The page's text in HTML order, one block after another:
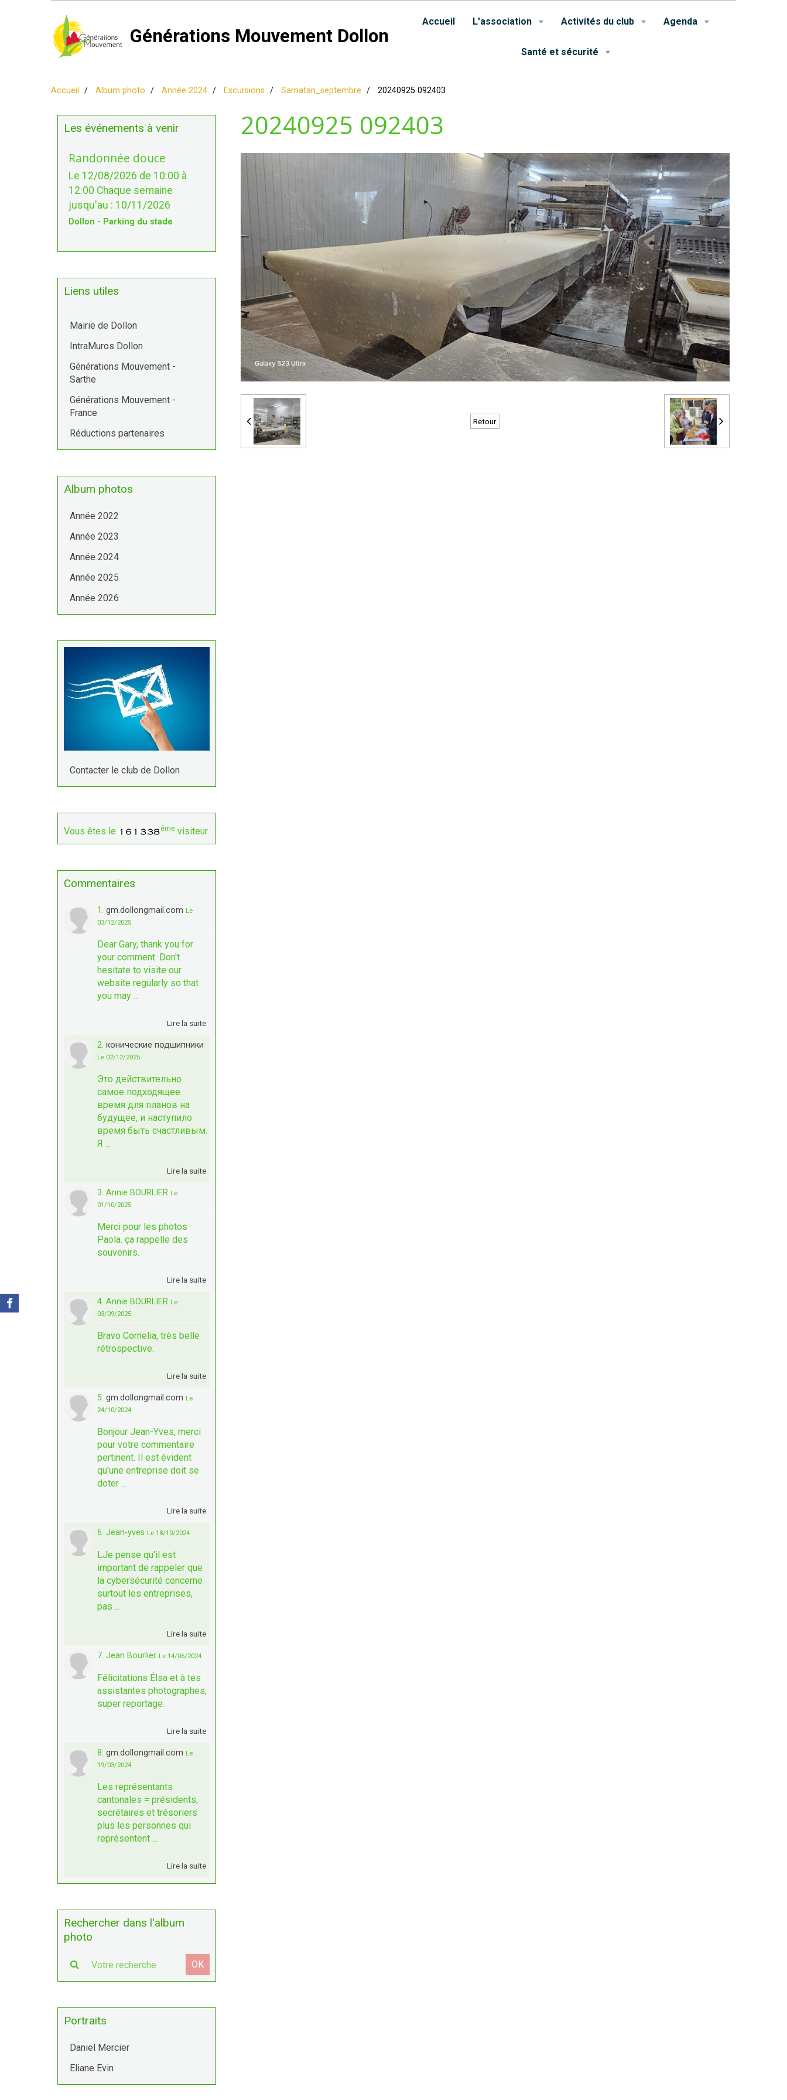
Générations Mouvement Dollon
Accueil L'association Activités du club Agenda
Santé et sécurité
Accueil Album photo Année 2024 Excursions Samatan_septembre 20240925 092403
20240925 092403
Retour
Les événements à venir
Randonnée douce
Le 12/08/2026 de 10:00 à
12:00 Chaque semaine
jusqu'au : 10/11/2026
Dollon - Parking du stade
Liens utiles
Mairie de Dollon
IntraMuros Dollon
Générations Mouvement -
Sarthe
Générations Mouvement -
France
Réductions partenaires
Album photos
Année 2022
Année 2023
Année 2024
Année 2025
Année 2026
Contacter le club de Dollon
Vous êtes le ème visiteur
Commentaires
1. gm.dollongmail.com Le
03/12/2025
Dear Gary, thank you for
your comment. Don't
hesitate to visite our
website regularly so that
you may ...
Lire la suite
2. конические подшипники
Le 02/12/2025
Это действительно
самое подходящее
время для планов на
будущее, и наступило
время быть счастливым.
Я ...
Lire la suite
3. Annie BOURLIER Le
01/10/2025
Merci pour les photos
Paola. ça rappelle des
souvenirs.
Lire la suite
4. Annie BOURLIER Le
03/09/2025
Bravo Cornelia, très belle
rétrospective.
Lire la suite
5. gm.dollongmail.com Le
24/10/2024
Bonjour Jean-Yves, merci
pour votre commentaire
pertinent. Il est évident
qu'une entreprise doit se
doter ...
Lire la suite
6. Jean-yves Le 18/10/2024
LJe pense qu'il est
important de rappeler que
la cybersécurité concerne
surtout les entreprises,
pas ...
Lire la suite
7. Jean Bourlier Le 14/06/2024
Félicitations Élsa et à tes
assistantes photographes,
super reportage.
Lire la suite
8. gm.dollongmail.com Le
19/03/2024
Les représentants
cantonales = présidents,
secrétaires et trésoriers
plus les personnes qui
représentent ...
Lire la suite
Rechercher dans l'album
photo
OK
Portraits
Daniel Mercier
Eliane Evin